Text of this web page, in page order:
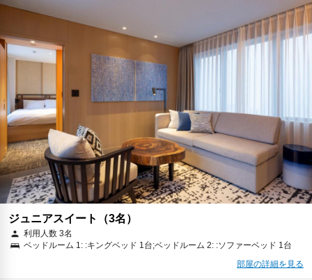
ジュニアスイート（3名）
利用人数 3名
ベッドルーム 1: :キングベッド 1台;ベッドルーム 2: :ソファーベッド 1台
部屋の詳細を見る